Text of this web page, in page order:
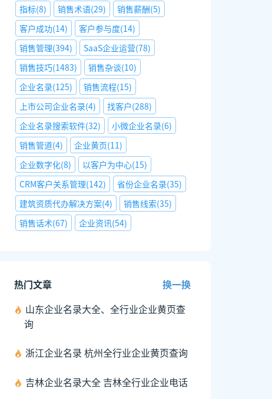
指标(8) 销售术语(29) 销售薪酬(5)
客户成功(14) 客户参与度(14)
销售管理(394) SaaS企业运营(78)
销售技巧(1483) 销售杂谈(10)
企业名录(125) 销售流程(15)
上市公司企业名录(4) 找客户(288)
企业名录搜索软件(32) 小微企业名录(6)
销售管道(4) 企业黄页(11)
企业数字化(8) 以客户为中心(15)
CRM客户关系管理(142) 省份企业名录(35)
建筑资质代办解决方案(4) 销售线索(35)
销售话术(67) 企业资讯(54)
热门文章
换一换
山东企业名录大全、全行业企业黄页查
询
浙江企业名录 杭州全行业企业黄页查询
吉林企业名录大全 吉林全行业企业电话